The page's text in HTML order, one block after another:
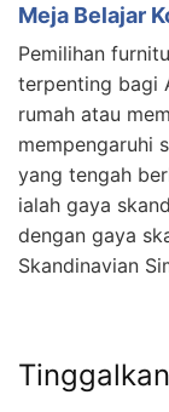
Meja Belajar
Pemilihan
terpenting bagi
rumah atau
mempengaruhi
yang tengah
ialah gaya
dengan gaya
Skandinavian